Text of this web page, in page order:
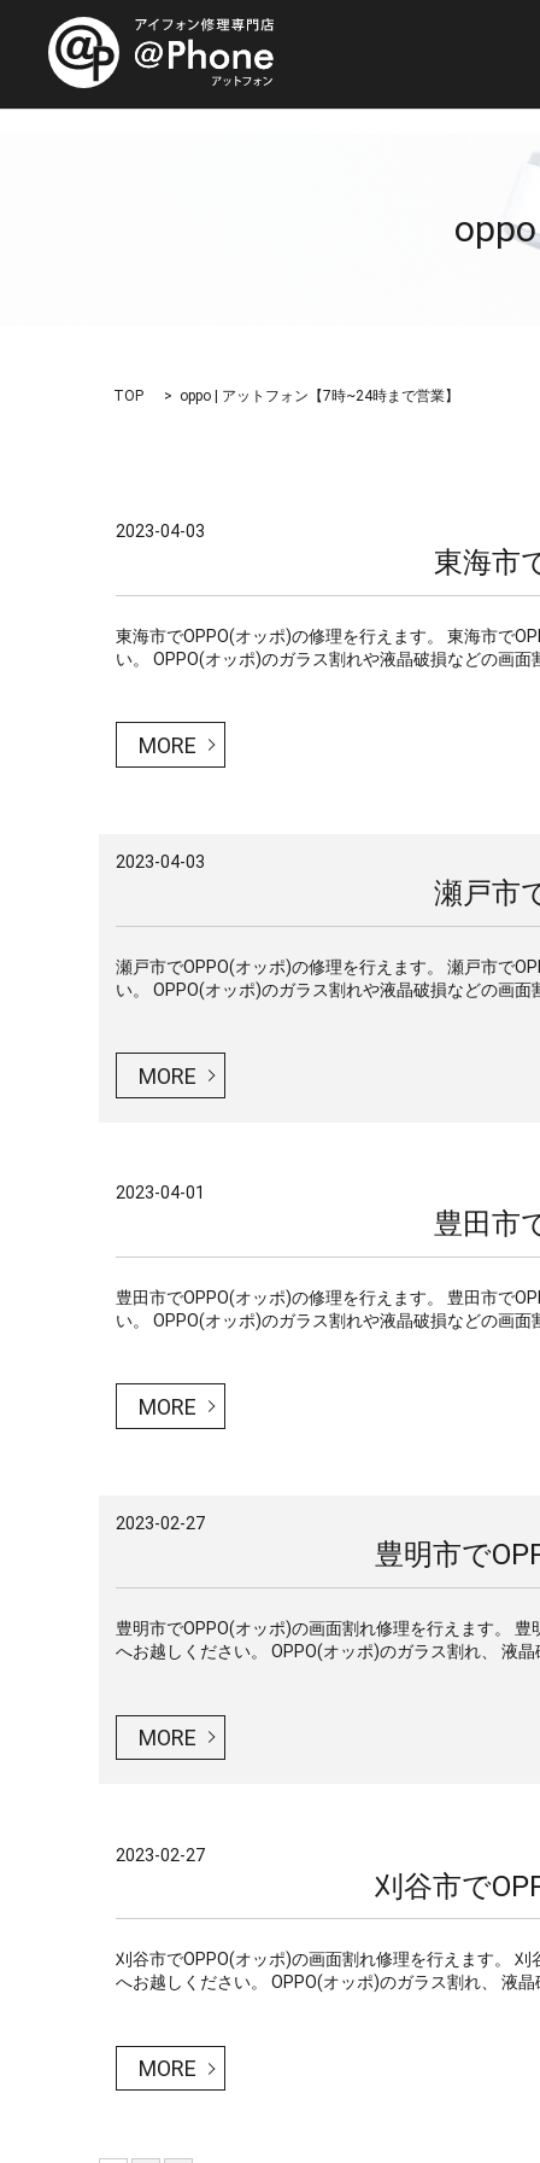
TOP oppo | アットフォン【7時~24時まで営業】
2023-04-03
東海市
東海市でOPPO(オッポ)の修理を行えます。 東海市で
い。 OPPO(オッポ)のガラス割れや液晶破損などの画
MORE
2023-04-03
瀬戸市
瀬戸市でOPPO(オッポ)の修理を行えます。 瀬戸市で
い。 OPPO(オッポ)のガラス割れや液晶破損などの画
MORE
2023-04-01
豊田市
豊田市でOPPO(オッポ)の修理を行えます。 豊田市で
い。 OPPO(オッポ)のガラス割れや液晶破損などの画
MORE
2023-02-27
豊明市で
豊明市でOPPO(オッポ)の画面割れ修理を行えます。
へお越しください。 OPPO(オッポ)のガラス割れ、 液
MORE
2023-02-27
刈谷市で
刈谷市でOPPO(オッポ)の画面割れ修理を行えます。
へお越しください。 OPPO(オッポ)のガラス割れ、 液
MORE